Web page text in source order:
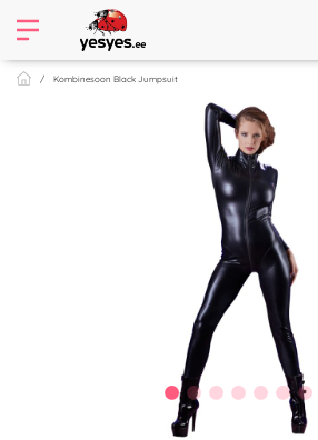
Kombinesoon Black Jumpsuit